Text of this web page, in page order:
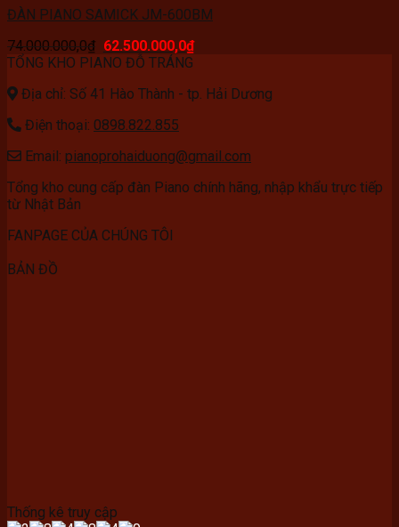
ĐÀN PIANO SAMICK JM-600BM
74.000.000,0₫ 62.500.000,0₫
TỔNG KHO PIANO ĐỖ TRÁNG
Địa chỉ: Số 41 Hào Thành - tp. Hải Dương
Điện thoại: 0898.822.855
Email: pianoprohaiduong@gmail.com
Tổng kho cung cấp đàn Piano chính hãng, nhập khẩu trực tiếp
từ Nhật Bản
FANPAGE CỦA CHÚNG TÔI
BẢN ĐỒ
Thống kê truy cập